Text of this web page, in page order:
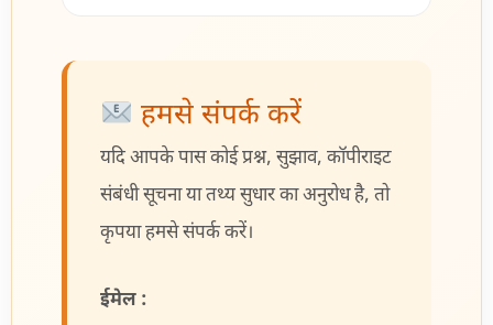
हमसे संपर्क करें
यदि आपके पास कोई प्रश्न, सुझाव, कॉपीराइट
संबंधी सूचना या तथ्य सुधार का अनुरोध है, तो
कृपया हमसे संपर्क करें।
ईमेल :